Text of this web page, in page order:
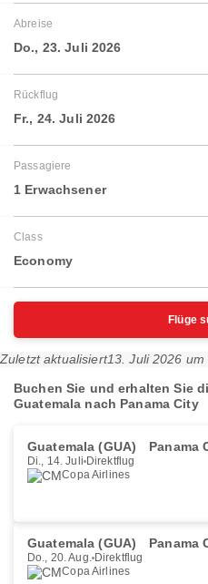
Abreise
Do., 23. Juli 2026
Rückflug
Fr., 24. Juli 2026
Passagiere
1 Erwachsener
Class
Economy
Flüge
Zuletzt aktualisiert13. Juli 2026
Buchen Sie und erhalten Sie
Guatemala nach Panama City
Guatemala (GUA) Panama
Di., 14. Juli Direktflug
Copa Airlines
Guatemala (GUA) Panama
Do., 20. Aug. Direktflug
Copa Airlines